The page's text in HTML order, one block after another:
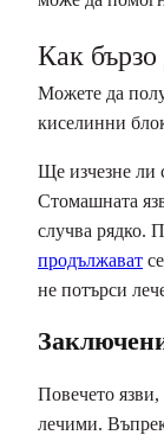
Как бързо
Можете да
киселинни
Ще изчезне ли
Стомашната
случва рядко.
продължават
не потърси
Повечето
лечими.